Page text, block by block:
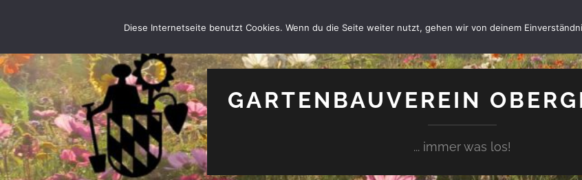
GARTENBAUVEREIN
... immer was los!
Diese Internetseite benutzt Cookies. Wenn du die Seite weiter nutzt, gehen wir von deinem